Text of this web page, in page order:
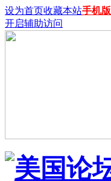
设为首页收藏本站手机版
开启辅助访问